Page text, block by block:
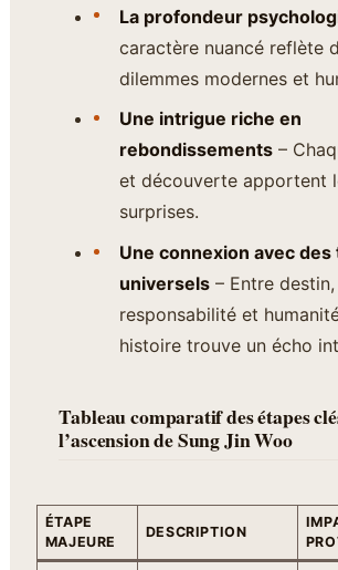
La profondeur
caractère nuancé reflète
dilemmes modernes et
Une intrigue riche en
rebondissements–
et découverte apportent
surprises.
Une connexion avec des
universels– Entre destin,
responsabilité et
histoire trouve un écho
Tableau comparatif des étapes
l’ascension de Sung Jin Woo
ÉTAPE
MAJEURE
DESCRIPTION